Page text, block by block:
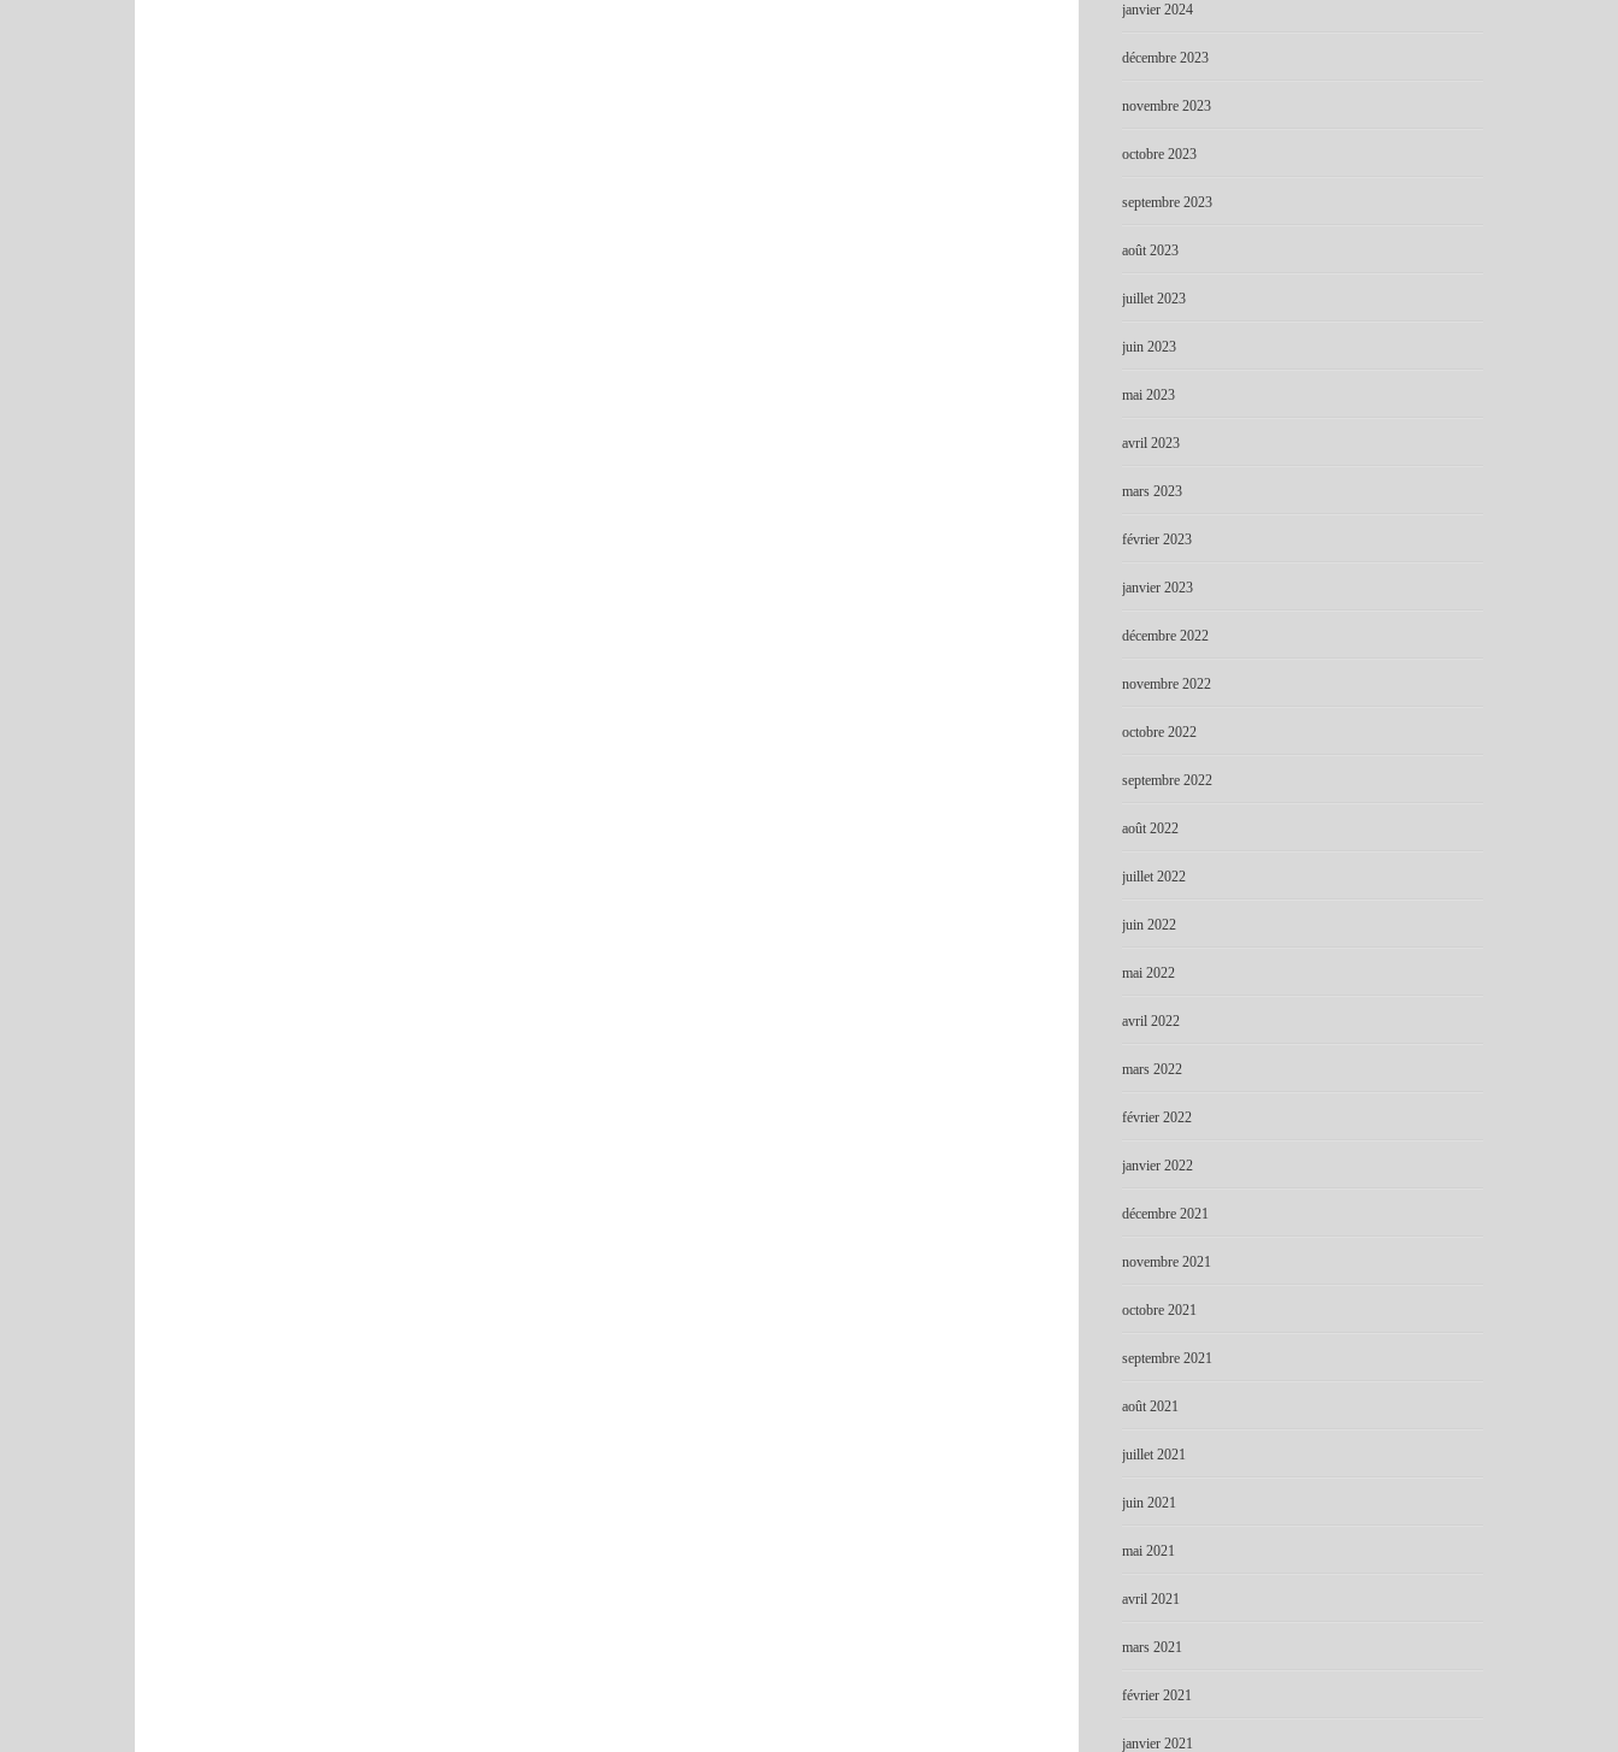
janvier 2024
décembre 2023
novembre 2023
octobre 2023
septembre 2023
août 2023
juillet 2023
juin 2023
mai 2023
avril 2023
mars 2023
février 2023
janvier 2023
décembre 2022
novembre 2022
octobre 2022
septembre 2022
août 2022
juillet 2022
juin 2022
mai 2022
avril 2022
mars 2022
février 2022
janvier 2022
décembre 2021
novembre 2021
octobre 2021
septembre 2021
août 2021
juillet 2021
juin 2021
mai 2021
avril 2021
mars 2021
février 2021
janvier 2021